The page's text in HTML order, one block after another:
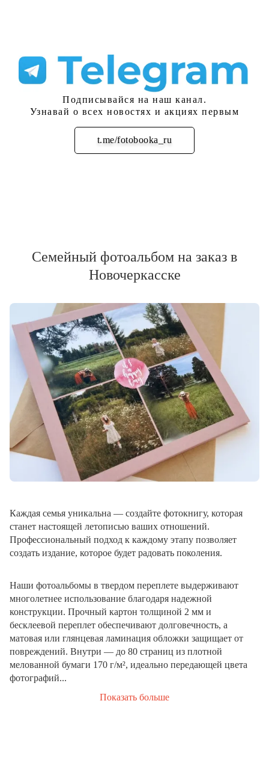
Подписывайся на наш канал.
Узнавай о всех новостях и акциях первым
t.me/fotobooka_ru
Подписаться
Семейный фотоальбом на заказ в
Новочеркасске
Каждая семья уникальна — создайте фотокнигу, которая
станет настоящей летописью ваших отношений.
Профессиональный подход к каждому этапу позволяет
создать издание, которое будет радовать поколения.
Наши фотоальбомы в твердом переплете выдерживают
многолетнее использование благодаря надежной
конструкции. Прочный картон толщиной 2 мм и
бесклеевой переплет обеспечивают долговечность, а
матовая или глянцевая ламинация обложки защищает от
повреждений. Внутри — до 80 страниц из плотной
мелованной бумаги 170 г/м², идеально передающей цвета
фотографий...
Показать больше